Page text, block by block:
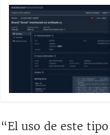
“El uso de este